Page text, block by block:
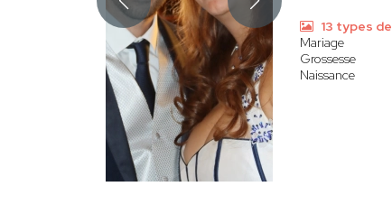
13 types
Mariage
Grossesse
Naissance